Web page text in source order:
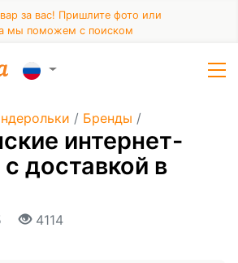
за вас! Пришлите фото или
мы поможем с поиском
/ Бренды /
интернет-
доставкой в
4114